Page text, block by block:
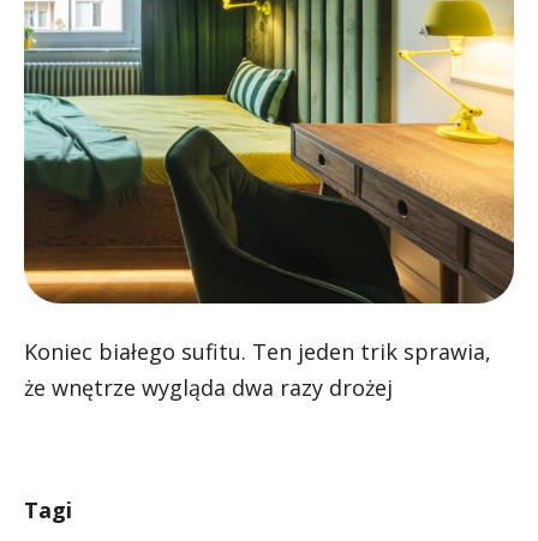
Koniec białego sufitu. Ten jeden trik sprawia,
że wnętrze wygląda dwa razy drożej
Tagi